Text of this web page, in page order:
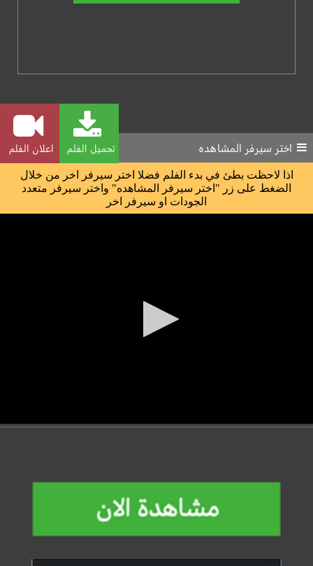
تحميل الفلم اعلان الفلم اختر سيرفر المشاهده
اذا لاحظت بطئ في بدء الفلم فضلا اختر سيرفر اخر من خلال
الضغط على زر "اختر سيرفر المشاهده" واختر سيرفر متعدد
الجودات او سيرفر اخر